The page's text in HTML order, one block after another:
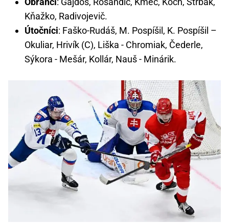
Kňažko, Radivojevič.
Útočníci: Faško-Rudáš, M. Pospíšil, K. Pospíšil –
Okuliar, Hrivík (C), Liška - Chromiak, Čederle,
Sýkora - Mešár, Kollár, Nauš - Minárik.